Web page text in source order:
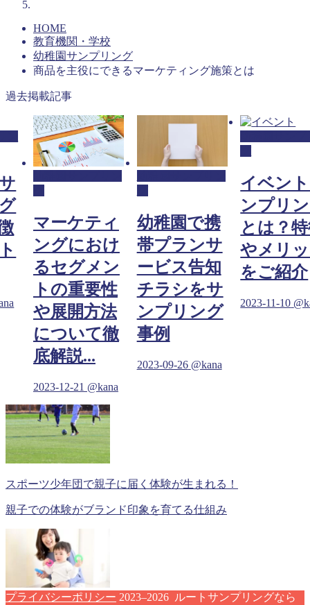
HOME
教育機関・学校
幼稚園サンプリング
商品を主役にできるマーケティング施策とは
過去掲載記事
マーケティ
ングにおけ
るセグメン
トの重要性
や展開方法
について徹
底解説...
2023-12-21 @kana
幼稚園で携
帯プランサ
ービス告知
チラシをサ
ンプリング
事例
2023-09-26 @kana
イベン
ンプリ
とは？
やメリ
をご紹介
2023-11-10
スポーツ少年団で親子に届く体験が生まれる！
親子での体験がブランド印象を育てる仕組み
プライバシーポリシー 2023–2026 ルートサンプリングなら